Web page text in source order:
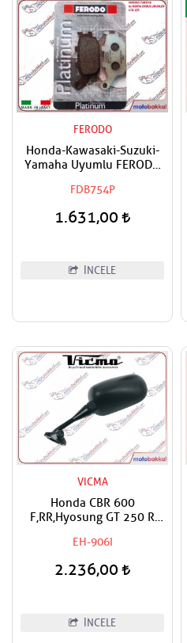
FERODO
Honda-Kawasaki-Suzuki-
Yamaha Uyumlu FERODO
FDB754P
1.631,00
İNCELE
VICMA
Honda CBR 600
F,RR,Hyosung GT 250 R
EH-906I
2.236,00
İNCELE